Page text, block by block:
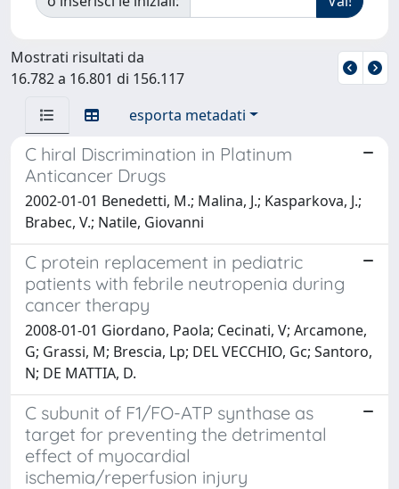
Mostrati risultati da
16.782 a 16.801 di 156.117
esporta metadati
C hiral Discrimination in Platinum
Anticancer Drugs
2002-01-01 Benedetti, M.; Malina, J.; Kasparkova, J.;
Brabec, V.; Natile, Giovanni
C protein replacement in pediatric
patients with febrile neutropenia during
cancer therapy
2008-01-01 Giordano, Paola; Cecinati, V; Arcamone,
G; Grassi, M; Brescia, Lp; DEL VECCHIO, Gc; Santoro,
N; DE MATTIA, D.
C subunit of F1/FO-ATP synthase as
target for preventing the detrimental
effect of myocardial
ischemia/reperfusion injury